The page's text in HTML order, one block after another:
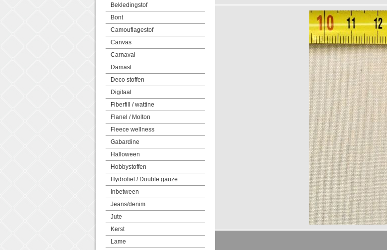
Bekledingstof
Bont
Camouflagestof
Canvas
Carnaval
Damast
Deco stoffen
Digitaal
Fiberfill / wattine
Flanel / Molton
Fleece wellness
Gabardine
Halloween
Hobbystoffen
Hydrofiel / Double gauze
Inbetween
Jeans/denim
Jute
Kerst
Lame